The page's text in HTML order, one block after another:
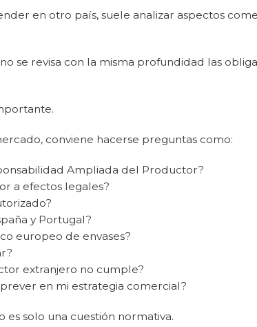
en otro país, suele analizar aspectos
se revisa con la misma profundidad las
conviene hacerse preguntas como:
Ampliada del Productor?
a efectos legales?
y Portugal?
europeo de envases?
extranjero no cumple?
en mi estrategia comercial?
es solo una cuestión normativa.